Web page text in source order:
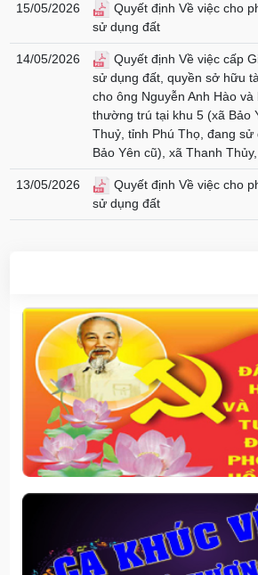
15/05/2026
Quyết định Về việc cho
sử dụng đất
14/05/2026
Quyết định Về việc cấp
sử dụng đất, quyền sở hữu
cho ông Nguyễn Anh Hào
thường trú tại khu 5 (xã Bảo
Thuỷ, tỉnh Phú Thọ, đang
Bảo Yên cũ), xã Thanh
13/05/2026
Quyết định Về việc cho
sử dụng đất